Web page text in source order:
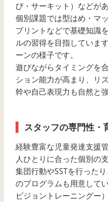
び・サーキット）などがあ
個別課題では型はめ・マ
プリントなどで基礎知識
ルの習得を目指していま
ーンの様子です。
遊びながらタイミングを
ション能力が高まり、リ
幹や自己表現力も自然と
スタッフの専門性・
経験豊富な児童発達支援
人ひとりに合った個別の
集団行動やSSTを行った
のプログラムも用意して
ビジョントレーニングー）